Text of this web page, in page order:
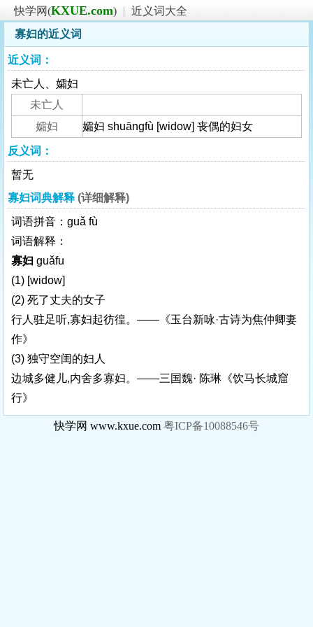
快学网(KXUE.com) | 近义词大全
寡妇的近义词
近义词：
未亡人、孀妇
未亡人
孀妇
孀妇 shuāngfù [widow] 丧偶的妇女
反义词：
暂无
寡妇词典解释 (详细解释)
词语拼音：guǎ fù
词语解释：
寡妇 guǎfu
(1) [widow]
(2) 死了丈夫的女子
行人驻足听,寡妇起彷徨。——《玉台新咏·古诗为焦仲卿妻
作》
(3) 独守空闺的妇人
边城多健儿,内舍多寡妇。——三国魏· 陈琳《饮马长城窟
行》
快学网 www.kxue.com 粤ICP备10088546号